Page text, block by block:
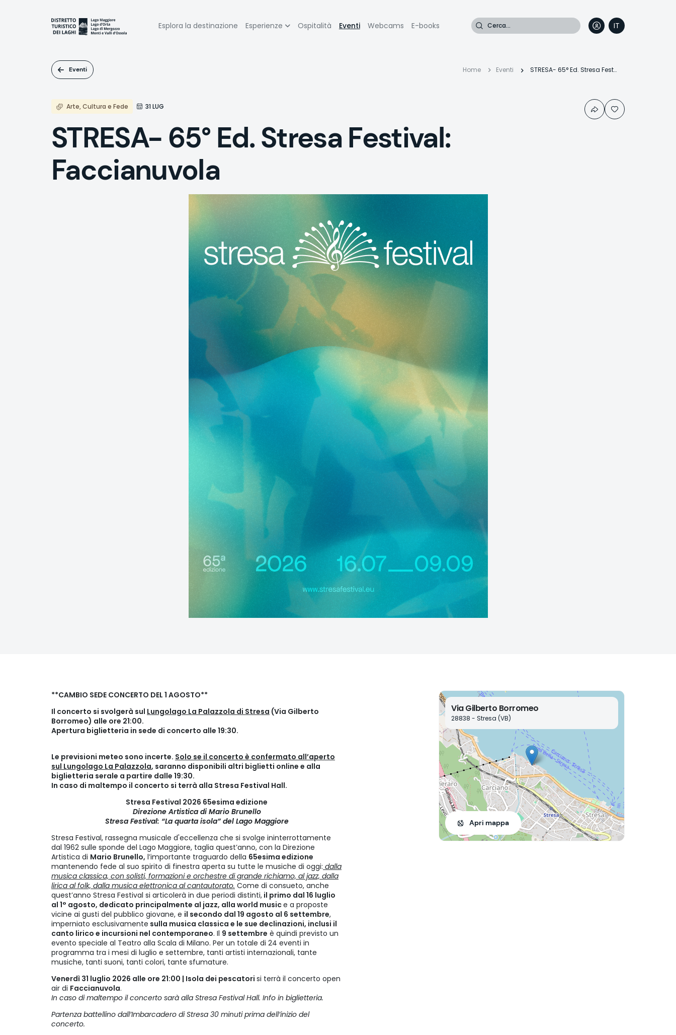
Navigazione
Esplora la destinazione Esperienze Ospitalità Eventi Webcams E-books Cerca
IT
EN
FR
DE
Eventi
Briciole
Home Eventi STRESA- 65° Ed. Stresa Festival: Faccianuvola
Arte, Cultura e Fede 31 LUG
STRESA- 65° Ed. Stresa Festival:
Faccianuvola
**CAMBIO SEDE CONCERTO DEL 1 AGOSTO**
Il concerto si svolgerà sul Lungolago La Palazzola di Stresa (Via Gilberto
Borromeo) alle ore 21:00.
Apertura biglietteria in sede di concerto alle 19:30.
Le previsioni meteo sono incerte. Solo se il concerto è confermato all’aperto
sul Lungolago La Palazzola, saranno disponibili altri biglietti online e alla
biglietteria serale a partire dalle 19:30.
In caso di maltempo il concerto si terrà alla Stresa Festival Hall.
Stresa Festival 2026 65esima edizione
Direzione Artistica di Mario Brunello
Stresa Festival: “La quarta isola” del Lago Maggiore
Stresa Festival, rassegna musicale d'eccellenza che si svolge ininterrottamente
dal 1962 sulle sponde del Lago Maggiore, taglia quest’anno, con la Direzione
Artistica di Mario Brunello, l’importante traguardo della 65esima edizione
mantenendo fede al suo spirito di finestra aperta su tutte le musiche di oggi: dalla
musica classica, con solisti, formazioni e orchestre di grande richiamo, al jazz, dalla
lirica al folk, dalla musica elettronica al cantautorato. Come di consueto, anche
quest’anno Stresa Festival si articolerà in due periodi distinti, il primo dal 16 luglio
al 1° agosto, dedicato principalmente al jazz, alla world musice a proposte
vicine ai gusti del pubblico giovane, e il secondo dal 19 agosto al 6 settembre,
imperniato esclusivamente sulla musica classica e le sue declinazioni, inclusi il
canto lirico e incursioni nel contemporaneo. Il 9 settembre è quindi previsto un
evento speciale al Teatro alla Scala di Milano. Per un totale di 24 eventi in
programma tra i mesi di luglio e settembre, tanti artisti internazionali, tante
musiche, tanti suoni, tanti colori, tante sfumature.
Venerdì 31 luglio 2026 alle ore 21:00 | Isola dei pescatori si terrà il concerto open
air di Faccianuvola.
In caso di maltempo il concerto sarà alla Stresa Festival Hall. Info in biglietteria.
Partenza battellino dall’Imbarcadero di Stresa 30 minuti prima dell’inizio del
concerto.
Via Gilberto Borromeo
28838 - Stresa (VB)
Apri mappa